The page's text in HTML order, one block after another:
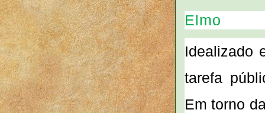
Elmo
Idealizado
tarefa
Em torno